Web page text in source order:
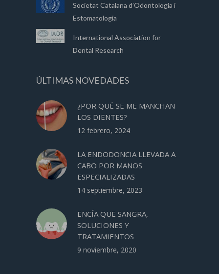
Societat Catalana d’Odontologia i
Estomatologia
International Association for
Dental Research
ÚLTIMAS NOVEDADES
¿POR QUÉ SE ME MANCHAN
LOS DIENTES?
12 febrero, 2024
LA ENDODONCIA LLEVADA A
CABO POR MANOS
ESPECIALIZADAS
14 septiembre, 2023
ENCÍA QUE SANGRA,
SOLUCIONES Y
TRATAMIENTOS
9 noviembre, 2020